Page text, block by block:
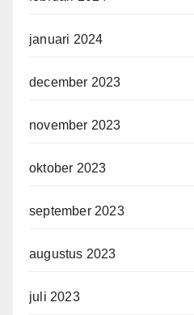
januari 2024
december 2023
november 2023
oktober 2023
september 2023
augustus 2023
juli 2023